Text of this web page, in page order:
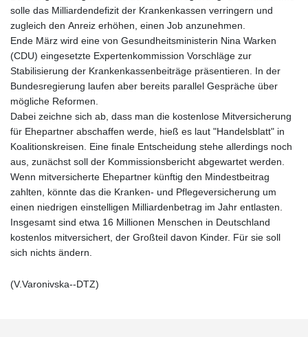
solle das Milliardendefizit der Krankenkassen verringern und
zugleich den Anreiz erhöhen, einen Job anzunehmen.
Ende März wird eine von Gesundheitsministerin Nina Warken
(CDU) eingesetzte Expertenkommission Vorschläge zur
Stabilisierung der Krankenkassenbeiträge präsentieren. In der
Bundesregierung laufen aber bereits parallel Gespräche über
mögliche Reformen.
Dabei zeichne sich ab, dass man die kostenlose Mitversicherung
für Ehepartner abschaffen werde, hieß es laut "Handelsblatt" in
Koalitionskreisen. Eine finale Entscheidung stehe allerdings noch
aus, zunächst soll der Kommissionsbericht abgewartet werden.
Wenn mitversicherte Ehepartner künftig den Mindestbeitrag
zahlten, könnte das die Kranken- und Pflegeversicherung um
einen niedrigen einstelligen Milliardenbetrag im Jahr entlasten.
Insgesamt sind etwa 16 Millionen Menschen in Deutschland
kostenlos mitversichert, der Großteil davon Kinder. Für sie soll
sich nichts ändern.
(V.Varonivska--DTZ)